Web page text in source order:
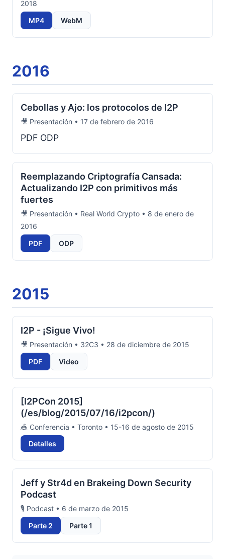
2018
MP4
WebM
2016
Cebollas y Ajo: los protocolos de I2P
🎥 Presentación • 17 de febrero de 2016
PDF ODP
Reemplazando Criptografía Cansada:
Actualizando I2P con primitivos más
fuertes
🎥 Presentación • Real World Crypto • 8 de enero de
2016
PDF
ODP
2015
I2P - ¡Sigue Vivo!
🎥 Presentación • 32C3 • 28 de diciembre de 2015
PDF
Video
[I2PCon 2015]
(/es/blog/2015/07/16/i2pcon/)
🎪 Conferencia • Toronto • 15-16 de agosto de 2015
Detalles
Jeff y Str4d en Brakeing Down Security
Podcast
🎙️ Podcast • 6 de marzo de 2015
Parte 2
Parte 1